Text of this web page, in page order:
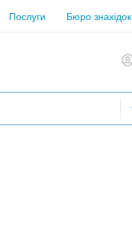
Послуги Бюро знахідок